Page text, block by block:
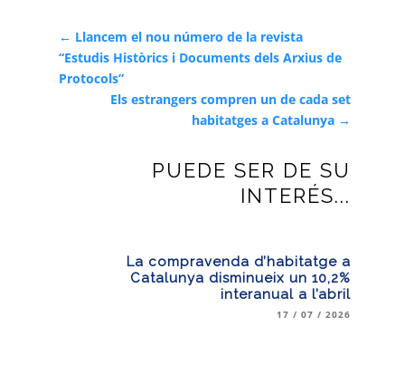
← Llancem el nou número de la revista
“Estudis Històrics i Documents dels Arxius de
Protocols”
Els estrangers compren un de cada set
habitatges a Catalunya →
PUEDE SER DE SU
INTERÉS...
La compravenda d’habitatge a
Catalunya disminueix un 10,2%
interanual a l’abril
17 / 07 / 2026